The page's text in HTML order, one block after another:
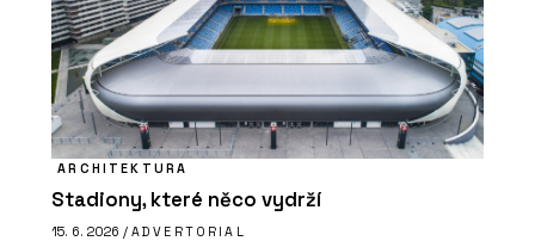
ARCHITEKTURA
Stadiony, které něco vydrží
15. 6. 2026 / ADVERTORIAL